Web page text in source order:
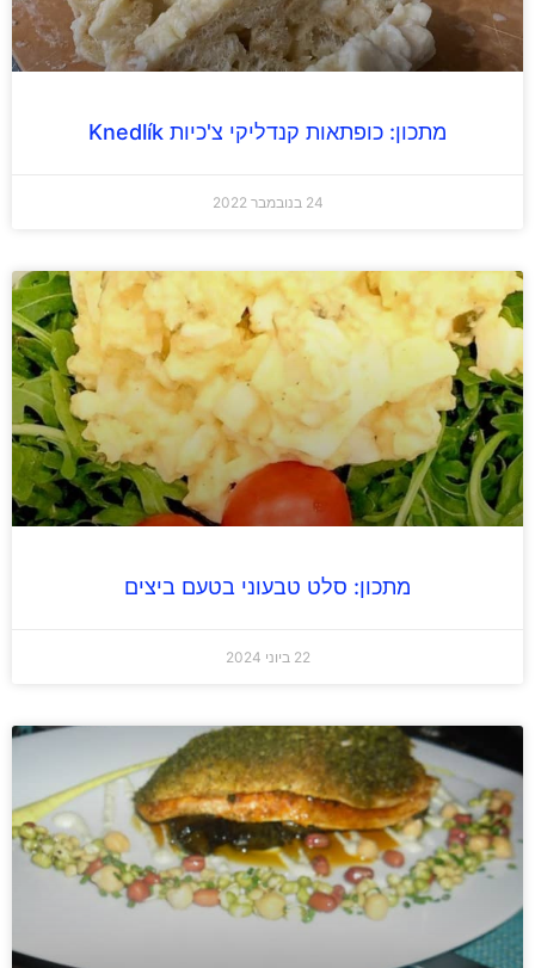
מתכון: כופתאות קנדליקי צ'כיות Knedlík
מתכון: סלט טבעוני בטעם ביצים